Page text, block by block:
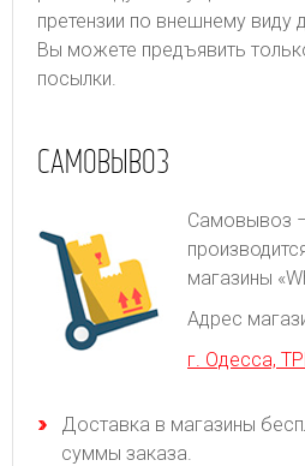
претензии по внешнему виду
Вы можете предъявить
посылки.
САМОВЫВОЗ
Самовывоз
магазины
Адрес
г. Одесса,
Доставка в магазины
суммы заказа.